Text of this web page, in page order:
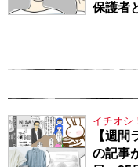
保護者
イチオシ
【週
の記事